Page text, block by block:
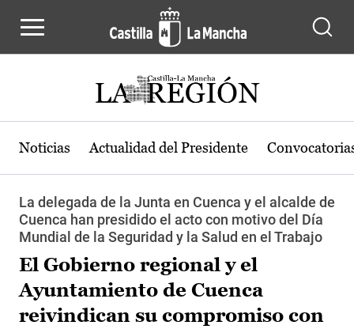
Noticias Actualidad del Presidente
La delegada de la Junta en Cuenca y el alcalde de
Cuenca han presidido el acto con motivo del Día
Mundial de la Seguridad y la Salud en el Trabajo
El Gobierno regional y el
Ayuntamiento de Cuenca
reivindican su compromiso con